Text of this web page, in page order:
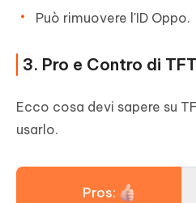
Può rimuovere l'ID Oppo.
3. Pro e Contro di
Ecco cosa devi sapere su
usarlo.
Pros: